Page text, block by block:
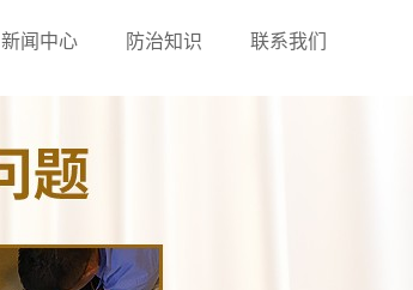
新闻中心 防治知识 联系我们